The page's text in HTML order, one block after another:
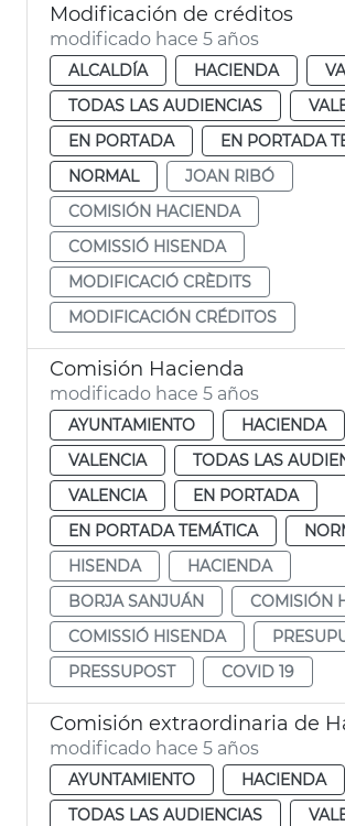
Modificación de créditos
modificado hace 5 años
ALCALDÍA HACIENDA
TODAS LAS AUDIENCIAS
EN PORTADA
EN PORTADA
NORMAL
JOAN RIBÓ
COMISIÓN HACIENDA
COMISSIÓ HISENDA
MODIFICACIÓ CRÈDITS
MODIFICACIÓN CRÉDITOS
Comisión Hacienda
modificado hace 5 años
AYUNTAMIENTO
HACIENDA
VALENCIA
TODAS LAS
VALENCIA
EN PORTADA
EN PORTADA TEMÁTICA
HISENDA
HACIENDA
BORJA SANJUÁN
COMISIÓN
COMISSIÓ HISENDA
PRESSUPOST
COVID 19
Comisión extraordinaria de
modificado hace 5 años
AYUNTAMIENTO
HACIENDA
TODAS LAS AUDIENCIAS